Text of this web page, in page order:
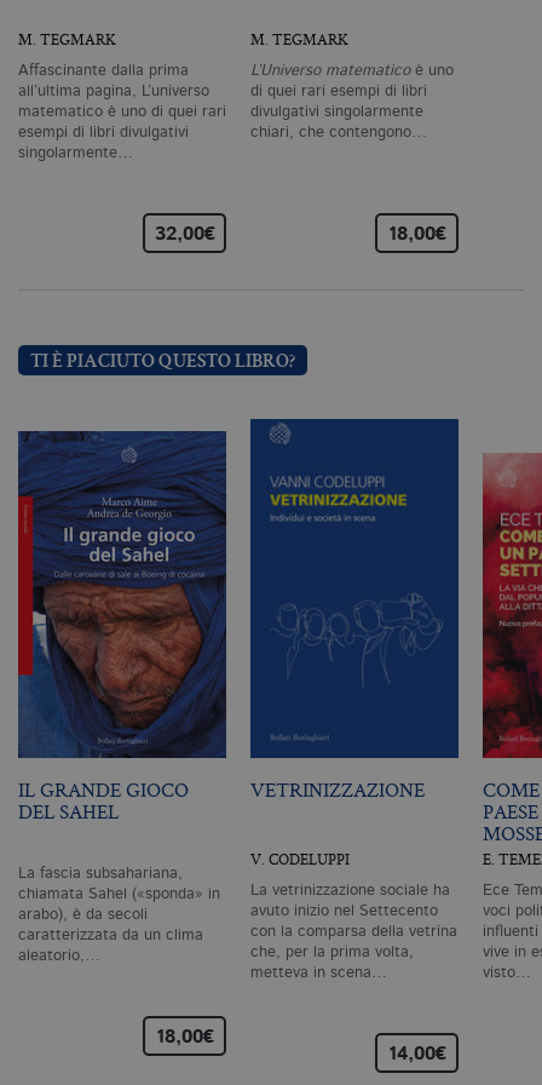
M. TEGMARK
Affascinante dalla prima
all’ultima pagina, L’universo
matematico è uno di quei rari
esempi di libri divulgativi
singolarmente…
32,00€
M. TEGMARK
L’Universo matematicoè uno
di quei rari esempi di libri
divulgativi singolarmente
chiari, che contengono…
18,00€
TI È PIACIUTO QUESTO LIBRO?
IL GRANDE GIOCO
DEL SAHEL
La fascia subsahariana,
chiamata Sahel («sponda» in
arabo), è da secoli
caratterizzata da un clima
aleatorio,…
18,00€
VETRINIZZAZIONE
V. CODELUPPI
La vetrinizzazione sociale ha
avuto inizio nel Settecento
con la comparsa della vetrina
che, per la prima volta,
metteva in scena…
14,00€
E.
Ece
voci
influenti
vive in
visto…
1 giorno
è